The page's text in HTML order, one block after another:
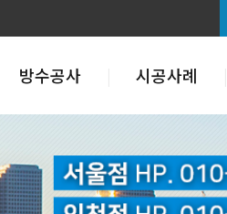
방수공사 시공사례